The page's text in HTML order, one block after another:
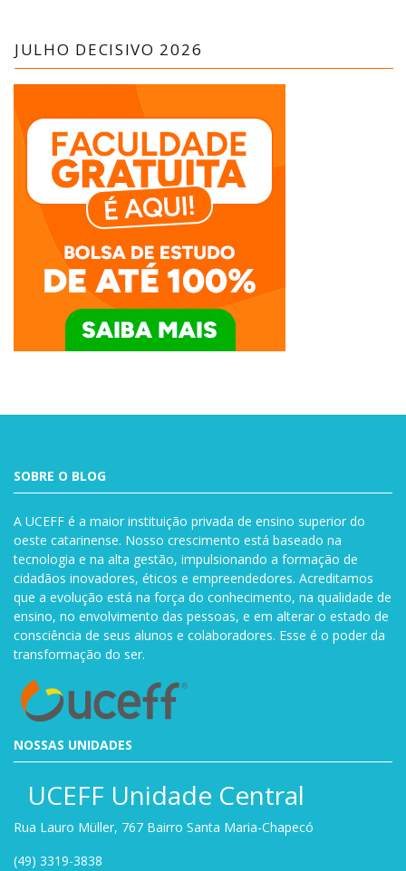
JULHO DECISIVO 2026
SOBRE O BLOG
A UCEFF é a maior instituição privada de ensino superior do
oeste catarinense. Nosso crescimento está baseado na
tecnologia e na alta gestão, impulsionando a formação de
cidadãos inovadores, éticos e empreendedores. Acreditamos
que a evolução está na força do conhecimento, na qualidade de
ensino, no envolvimento das pessoas, e em alterar o estado de
consciência de seus alunos e colaboradores. Esse é o poder da
transformação do ser.
NOSSAS UNIDADES
UCEFF Unidade Central
Rua Lauro Müller, 767 Bairro Santa Maria-Chapecó
(49) 3319-3838